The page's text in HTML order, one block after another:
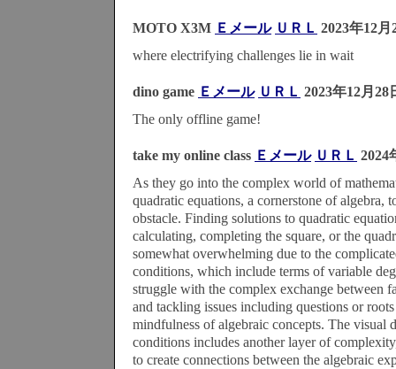
MOTO X3M Ｅメール ＵＲＬ 2023年12
where electrifying challenges lie in wait
dino game Ｅメール ＵＲＬ 2023年12月28
The only offline game!
take my online class Ｅメール ＵＲＬ 2024
As they go into the complex world of
quadratic equations, a cornerstone of algebra,
obstacle. Finding solutions to quadratic
calculating, completing the square, or the
somewhat overwhelming due to the
conditions, which include terms of variable
struggle with the complex exchange between
and tackling issues including questions or
mindfulness of algebraic concepts. The visual
conditions includes another layer of
to create connections between the algebraic